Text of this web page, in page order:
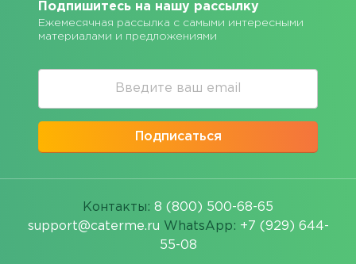
Подпишитесь на нашу рассылку
Ежемесячная рассылка с самыми интересными
материалами и предложениями
Подписаться
Контакты: 8 (800) 500-68-65
support@caterme.ru WhatsApp: +7 (929) 644-
55-08